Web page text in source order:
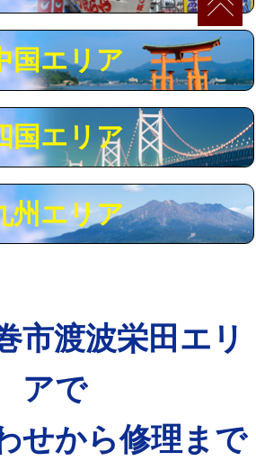
16,500円
までの価格です。
国エリア
国エリア
州エリア
市渡波栄田エリ
アで
せから修理まで